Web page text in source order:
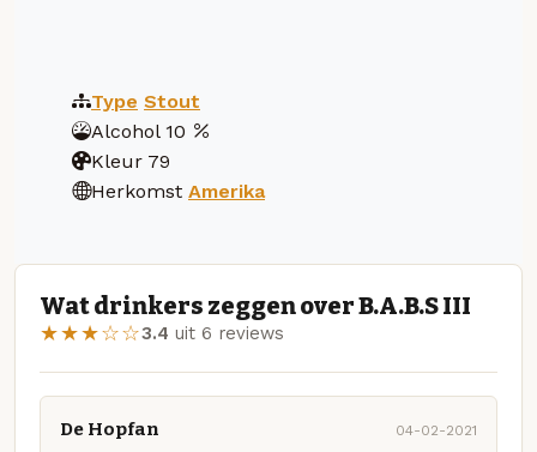
Type Stout
Alcohol 10
Kleur 79
Herkomst Amerika
Wat drinkers zeggen over B.A.B.S III
★★★☆☆3.4 uit 6 reviews
De Hopfan 04-02-2021